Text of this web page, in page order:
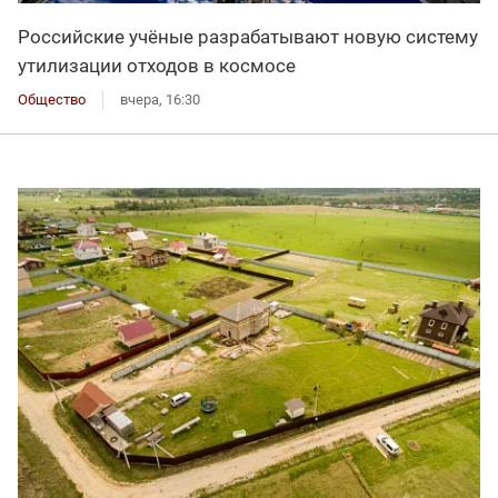
Российские учёные разрабатывают новую систему
утилизации отходов в космосе
Общество вчера, 16:30